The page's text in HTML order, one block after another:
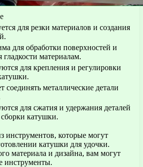
для резки материалов и создания
для обработки поверхностей и
гладкости материалам.
для крепления и регулировки
соединять металлические детали
для сжатия и удержания деталей
катушки.
инструментов, которые могут
катушки для удочки.
материала и дизайна, вам могут
инструменты.